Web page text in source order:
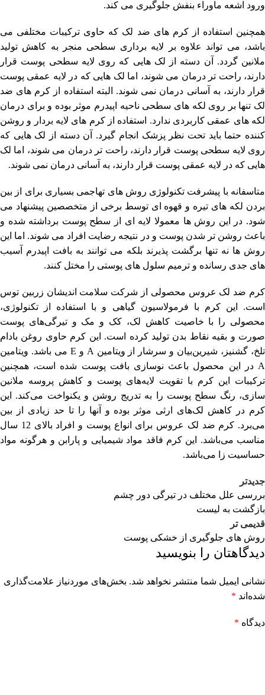
ورود اشعه ماوراء بنفش جلوگیری می کند.
همچنین استفاده از کرم های ضد لک که حاوی ترکیبات مختلفی می
باشد، می تواند علاوه بر لایه برداری سطحی منجر به کاهش تولید
ملانین گردد. آن دسته از لک هایی که روی لایه سطحی پوست قرار
دارند، راحت تر درمان می شوند، اما لک هایی که در لایه عمقی پوست
قرار دارند، به آسانی درمان نمی شوند. البته استفاده از کرم های ضد
لک تنها بر روی لکه های سطحی ناحیه اپیدرم موثر بوده و برای درمان
لکه های عمقی کاربردی ندارد. استفاده از کرم های لایه بردار و روشن
کننده حتما باید تحت نظر پزشک انجام گیرد. آن دسته از لک هایی که
روی لایه سطحی پوست قرار دارند، راحت تر درمان می شوند، اما لک
هایی که در لایه عمقی پوست قرار دارند، به آسانی درمان نمی شوند.
متاسفانه با پیشرفت تکنولوژی روش های تهاجمی بسیاری برای از بین
بردن لکه های تیره و قهوه ای توسط برخی از متخصصین پیشنهاد می
شود. در این روش ها معمولا لایه ای از سطح پوست برداشته شده و
باعث روشن تر شدن پوست و در نتیجه رضایت افراد می شوند. اما این
روش ها نه تنها برگشت پذیرند بلکه می توانند به بافت اپیدرم آسیب
های جدی رسانده و ترمیم سلول های پوستی را مختل کنند.
کرم ضد لک عروس محصولی از شرکت سلامت اندیشان زربین توس
است. این کرم با فرمولاسیون گیاهی و با استفاده از تکنولوژی،
محصولی را با خاصیت کاهش لک، کک و مک و تیرگی‌های پوست
صورت و بقیه نقاط بدن تولید کرده است. این کرم حاوی روغن بادام
تلخ، گشنیز، شیرین‌بیان و سرشار از ویتامین A و E می باشد. ویتامین
A در این محصول باعث نوسازی بافت پوست شده است، همچنین
ترکیبات این کرم با تقویت لایه‌های پوست و کاهش پروسه ملانین
سازی، رنگ سطح پوست را به تدریج روشن و یکنواخت می‌کند. این
کرم در کاهش لک‌های ارثی موثر بوده و آنها را تا حد زیادی از بین
می‌برد. کرم ضد لک عروس برای انواع پوست و افراد بالای 12 سال
مناسب می‌باشد. این کرم فاقد مواد شیمیایی و پارابن و هرگونه مواد
حساسیت زا می‌باشد.
جدیدتر
بررسی علل مختلف در تیرگی دور چشم
بازگشت به لیست
قدیمی تر
روش های جلوگیری از خشکی پوست
دیدگاهتان را بنویسید
نشانی ایمیل شما منتشر نخواهد شد. بخش‌های موردنیاز علامت‌گذاری
شده‌اند *
دیدگاه *